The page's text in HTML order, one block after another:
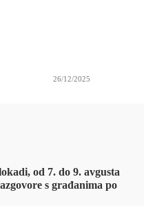
26/12/2025
od 7. do 9. avgusta
s građanima po